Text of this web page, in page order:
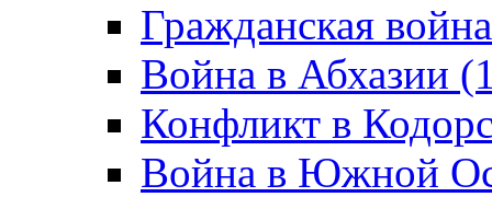
Гражданская
Война в Абхазии
Конфликт в
Война в Южной